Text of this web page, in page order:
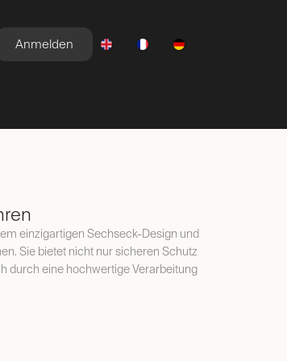
Anmelden
einzigartigen Sechseck-Design und
Sie bietet nicht nur sicheren Schutz
durch eine hochwertige Verarbeitung